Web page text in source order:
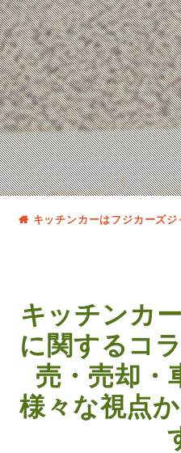
キッチンカーはフジカーズジ
キッチンカ
に関するコ
売・売却・
様々な視点